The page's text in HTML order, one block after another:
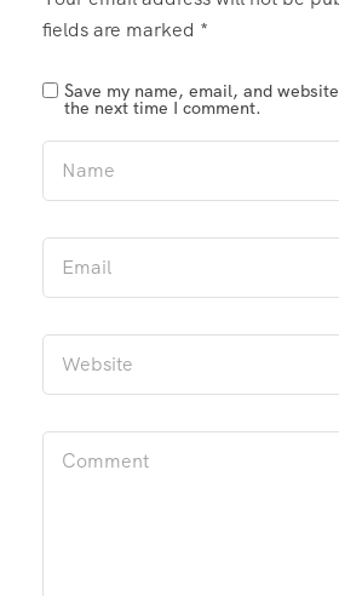
fields are marked *
Save my name, email, and
the next time I comment.